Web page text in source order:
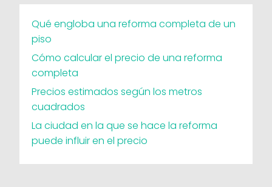
Qué engloba una reforma completa de un
piso
Cómo calcular el precio de una reforma
completa
Precios estimados según los metros
cuadrados
La ciudad en la que se hace la reforma
puede influir en el precio